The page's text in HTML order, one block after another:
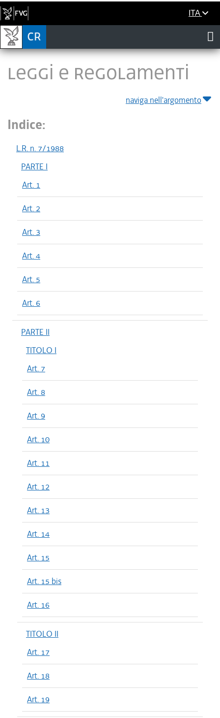
ITA
LEGGI E REGOLAMENTI
naviga nell'argomento
Indice:
L.R. n. 7/1988
PARTE I
Art. 1
Art. 2
Art. 3
Art. 4
Art. 5
Art. 6
PARTE II
TITOLO I
Art. 7
Art. 8
Art. 9
Art. 10
Art. 11
Art. 12
Art. 13
Art. 14
Art. 15
Art. 15 bis
Art. 16
TITOLO II
Art. 17
Art. 18
Art. 19